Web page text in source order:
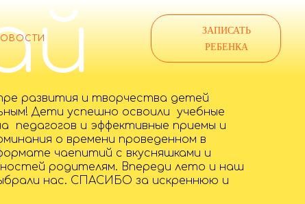
ЗАПИСАТЬ
РЕБЕНКА
развития и творчества детей
Дети успешно освоили учебные
педагогов и эффективные приемы и
о времени проведенном в
чаепитий с вкусняшками и
родителям. Впереди лето и наш
нас. СПАСИБО за искреннюю и